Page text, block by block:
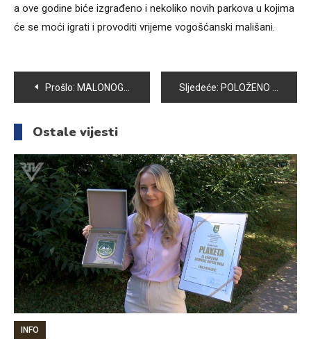
a ove godine biće izgrađeno i nekoliko novih parkova u kojima
će se moći igrati i provoditi vrijeme vogošćanski mališani.
Navigacija
članaka
Prošlo: MALONOGOMETNI TURNIR ZA DJEČAKE “VOGOŠĆA 2016” Sljedeće: POLOŽENO CVIJEĆE NA CENTRALNOM SPOMEN OBILJEŽJU ŠEHIDIMA I POGINULIM BORCIMA
Ostale vijesti
INFO